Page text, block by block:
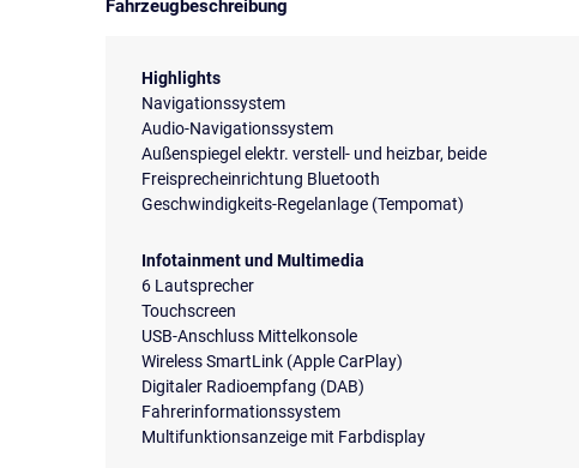
Fahrzeugbeschreibung
Highlights
Navigationssystem
Audio-Navigationssystem
Außenspiegel elektr. verstell- und heizbar, beide
Freisprecheinrichtung Bluetooth
Geschwindigkeits-Regelanlage (Tempomat)
Infotainment und Multimedia
6 Lautsprecher
Touchscreen
USB-Anschluss Mittelkonsole
Wireless SmartLink (Apple CarPlay)
Digitaler Radioempfang (DAB)
Fahrerinformationssystem
Multifunktionsanzeige mit Farbdisplay